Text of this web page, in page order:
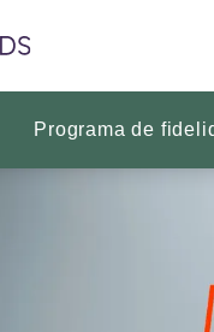
Programa de